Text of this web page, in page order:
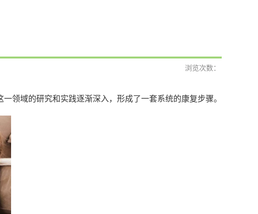
浏览次数：
一领域的研究和实践逐渐深入，形成了一套系统的康复步骤。